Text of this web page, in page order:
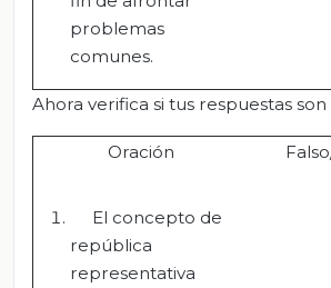
problemas
comunes.
Ahora verifica si tus respuestas
Oración
El concepto de
república
representativa